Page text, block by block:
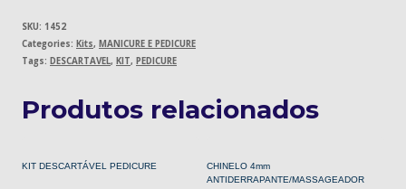
SKU: 1452
Categories: Kits, MANICURE E PEDICURE
Tags: DESCARTAVEL, KIT, PEDICURE
Produtos relacionados
KIT DESCARTÁVEL PEDICURE
CHINELO 4mm
ANTIDERRAPANTE/MASSAGEADOR